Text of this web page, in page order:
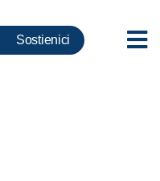
Sostienici